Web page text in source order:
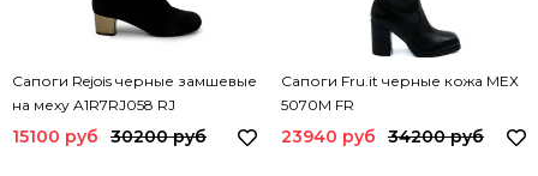
Сапоги Rejois черные замшевые
на меху A1R7RJ058 RJ
15100 руб 30200 руб
Сапоги Fru.it черные кожа МЕХ
5070M FR
23940 руб 34200 руб